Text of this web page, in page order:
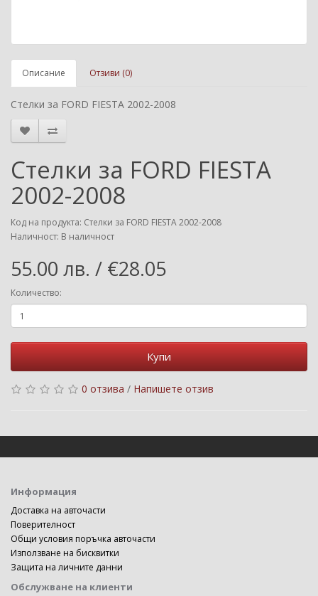
Описание Отзиви (0)
Стелки за FORD FIESTA 2002-2008
Стелки за FORD FIESTA
2002-2008
Код на продукта: Стелки за FORD FIESTA 2002-2008
Наличност: В наличност
55.00 лв. / €28.05
Количество:
Купи
0 отзива / Напишете отзив
Информация
Доставка на авточасти
Поверителност
Общи условия поръчка авточасти
Използване на бисквитки
Защита на личните данни
Обслужване на клиенти